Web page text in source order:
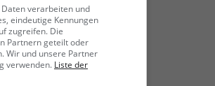
S' Däle, die mit
verarbeiten und
eindeutige Kennungen
zugreifen. Die
Partnern geteilt oder
Wir und unsere Partner
verwenden. Liste der